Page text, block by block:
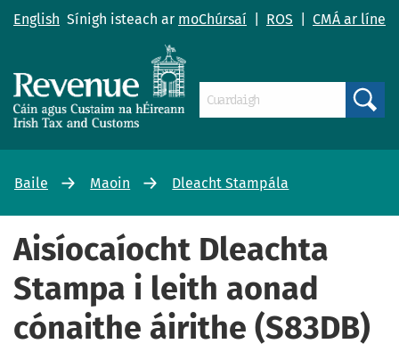
English Sínigh isteach ar moChúrsaí ROS CMÁ ar líne
Baile Maoin Dleacht Stampála
Aisíocaíocht Dleachta
Stampa i leith aonad
cónaithe áirithe (S83DB)